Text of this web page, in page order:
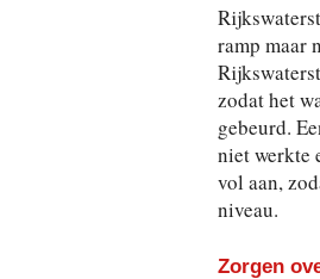
ramp maar
zodat het
gebeurd.
niet werkte
vol aan,
niveau.
Zorgen